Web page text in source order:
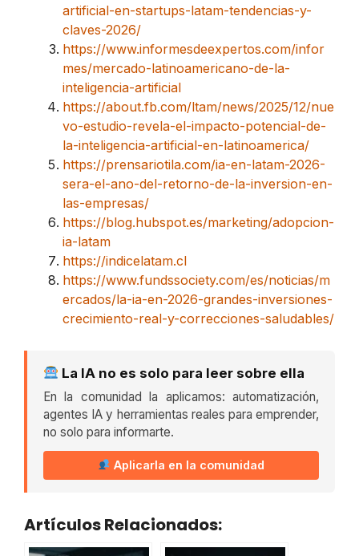
artificial-en-startups-latam-tendencias-y-
claves-2026/
https://www.informesdeexpertos.com/infor
mes/mercado-latinoamericano-de-la-
inteligencia-artificial
https://about.fb.com/ltam/news/2025/12/nue
vo-estudio-revela-el-impacto-potencial-de-
la-inteligencia-artificial-en-latinoamerica/
https://prensariotila.com/ia-en-latam-2026-
sera-el-ano-del-retorno-de-la-inversion-en-
las-empresas/
https://blog.hubspot.es/marketing/adopcion-
ia-latam
https://indicelatam.cl
https://www.fundssociety.com/es/noticias/m
ercados/la-ia-en-2026-grandes-inversiones-
crecimiento-real-y-correcciones-saludables/
La IA no es solo para leer sobre ella
En la comunidad la aplicamos: automatización,
agentes IA y herramientas reales para emprender,
no solo para informarte.
Aplicarla en la comunidad
Artículos Relacionados: